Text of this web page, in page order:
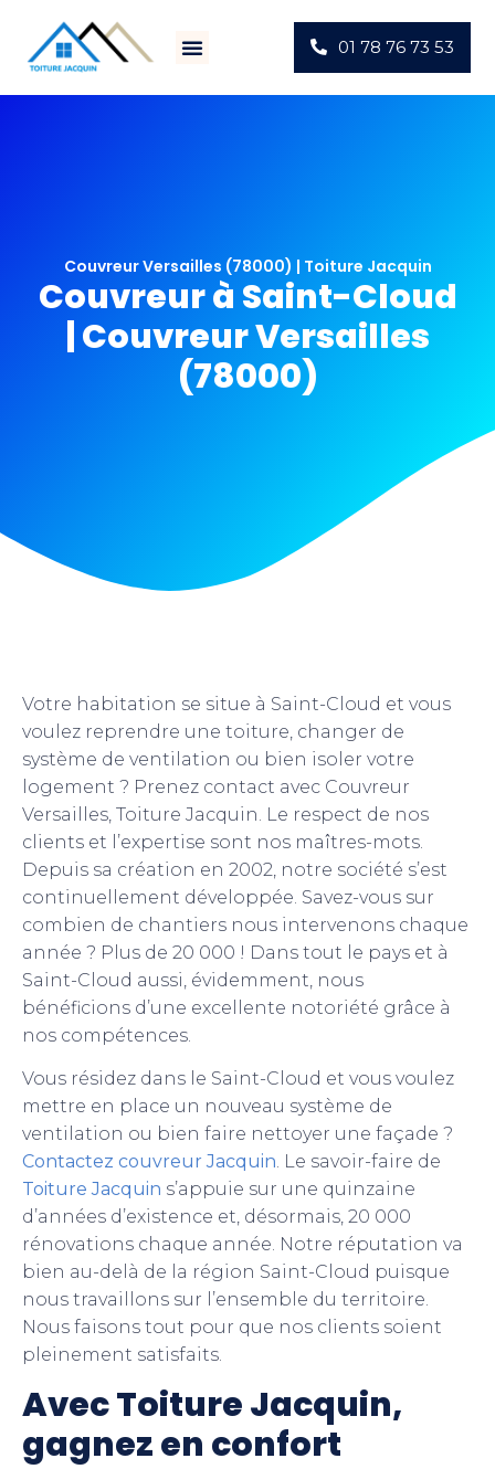
01 78 76 73 53
Couvreur Versailles (78000) | Toiture Jacquin
Couvreur à Saint-Cloud
| Couvreur Versailles
(78000)
Votre habitation se situe à Saint-Cloud et vous
voulez reprendre une toiture, changer de
système de ventilation ou bien isoler votre
logement ? Prenez contact avec Couvreur
Versailles, Toiture Jacquin. Le respect de nos
clients et l’expertise sont nos maîtres-mots.
Depuis sa création en 2002, notre société s’est
continuellement développée. Savez-vous sur
combien de chantiers nous intervenons chaque
année ? Plus de 20 000 ! Dans tout le pays et à
Saint-Cloud aussi, évidemment, nous
bénéficions d’une excellente notoriété grâce à
nos compétences.
Vous résidez dans le Saint-Cloud et vous voulez
mettre en place un nouveau système de
ventilation ou bien faire nettoyer une façade ?
Contactez couvreur Jacquin. Le savoir-faire de
Toiture Jacquin s’appuie sur une quinzaine
d’années d’existence et, désormais, 20 000
rénovations chaque année. Notre réputation va
bien au-delà de la région Saint-Cloud puisque
nous travaillons sur l’ensemble du territoire.
Nous faisons tout pour que nos clients soient
pleinement satisfaits.
Avec Toiture Jacquin,
gagnez en confort